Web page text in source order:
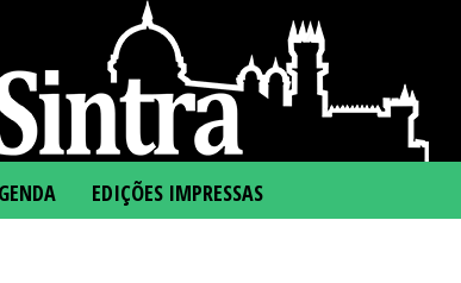
EDIÇÕES IMPRESSAS